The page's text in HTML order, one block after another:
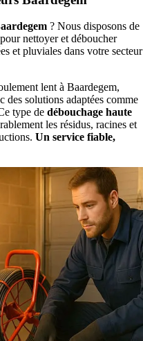
? Nous disposons de
nettoyer et déboucher
et pluviales dans votre secteur
lent à Baardegem,
des solutions adaptées comme
type de débouchage haute
les résidus, racines et
Un service fiable,